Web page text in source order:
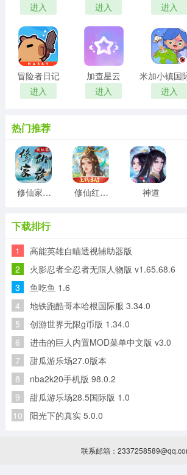
进入
进入
进入
冒险者日记
进入
加查星云
进入
米加小镇国
进入
热门推荐
修仙家族模拟器折相思最新版 修仙红包版 神道
下载排行
1 高能英雄自瞄透视辅助器版
2 火影忍者全忍者无限人物版 v1.65.68.6
3 鱼吃鱼 1.6
4 地铁跑酷哥本哈根国际服 3.34.0
5 创游世界无限g币版 1.34.0
6 进击的巨人内置MOD菜单中文版 v3.0
7 甜瓜游乐场27.0版本
8 nba2k20手机版 98.0.2
9 甜瓜游乐场28.5国际版 1.0
10 阳光下的真实 5.0.0
联系邮箱：